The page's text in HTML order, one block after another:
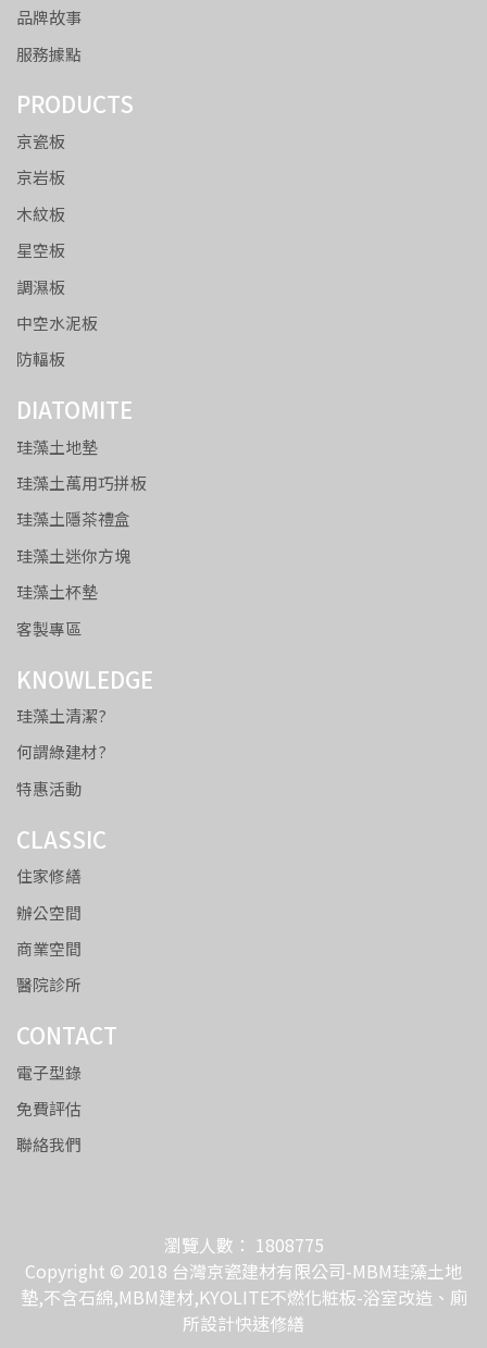
品牌故事
服務據點
PRODUCTS
京瓷板
京岩板
木紋板
星空板
調濕板
中空水泥板
防輻板
DIATOMITE
珪藻土地墊
珪藻土萬用巧拼板
珪藻土隱茶禮盒
珪藻土迷你方塊
珪藻土杯墊
客製專區
KNOWLEDGE
珪藻土清潔?
何謂綠建材?
特惠活動
CLASSIC
住家修繕
辦公空間
商業空間
醫院診所
CONTACT
電子型錄
免費評估
聯絡我們
瀏覽人數： 1808775
Copyright © 2018 台灣京瓷建材有限公司-MBM珪藻土地
墊,不含石綿,MBM建材,KYOLITE不燃化粧板-浴室改造、廁
所設計快速修繕